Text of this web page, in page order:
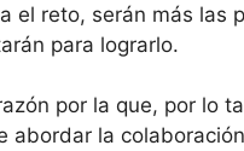
el reto, serán más las
para lograrlo.
por la que, por lo
abordar la